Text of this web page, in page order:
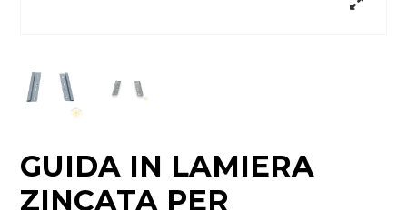
GUIDA IN LAMIERA
ZINCATA PER